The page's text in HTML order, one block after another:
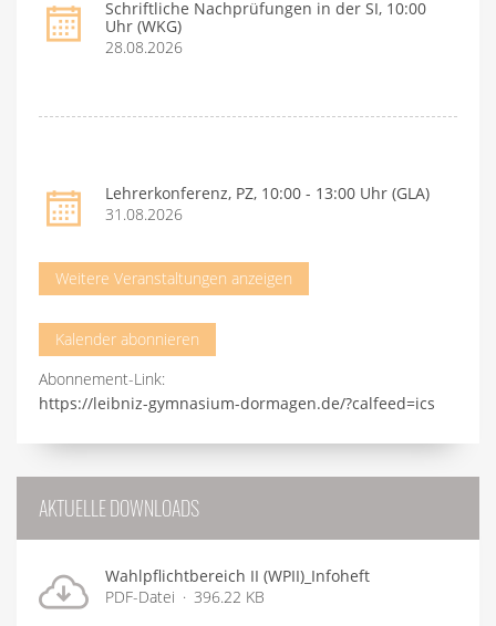
Schriftliche Nachprüfungen in der SI, 10:00
Uhr (WKG)
28.08.2026
Lehrerkonferenz, PZ, 10:00 - 13:00 Uhr (GLA)
31.08.2026
Weitere Veranstaltungen anzeigen
Kalender abonnieren
Abonnement-Link:
https://leibniz-gymnasium-dormagen.de/?calfeed=ics
AKTUELLE DOWNLOADS
Wahlpflichtbereich II (WPII)_Infoheft
PDF-Datei
396.22 KB